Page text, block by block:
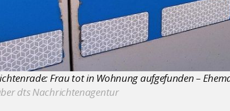
Frau tot in Wohnung aufgefunden –
dts Nachrichtenagentur